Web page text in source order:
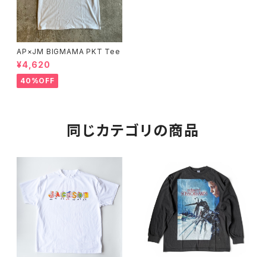
AP×JM BIGMAMA PKT Tee
¥4,620
40%OFF
同じカテゴリの商品